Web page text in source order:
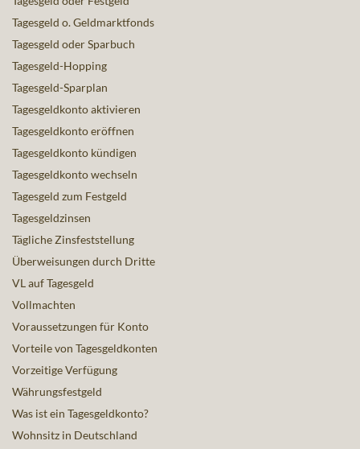
Tagesgeld o. Geldmarktfonds
Tagesgeld oder Sparbuch
Tagesgeld-Hopping
Tagesgeld-Sparplan
Tagesgeldkonto aktivieren
Tagesgeldkonto eröffnen
Tagesgeldkonto kündigen
Tagesgeldkonto wechseln
Tagesgeld zum Festgeld
Tagesgeldzinsen
Tägliche Zinsfeststellung
Überweisungen durch Dritte
VL auf Tagesgeld
Vollmachten
Voraussetzungen für Konto
Vorteile von Tagesgeldkonten
Vorzeitige Verfügung
Währungsfestgeld
Was ist ein Tagesgeldkonto?
Wohnsitz in Deutschland